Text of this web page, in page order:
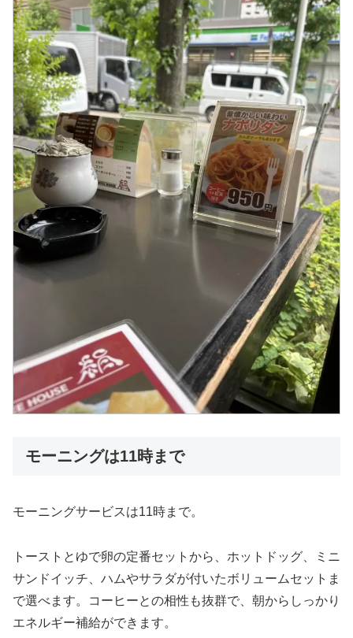
モーニングは11時まで
モーニングサービスは11時まで。
トーストとゆで卵の定番セットから、ホットドッグ、ミニ
サンドイッチ、ハムやサラダが付いたボリュームセットま
で選べます。コーヒーとの相性も抜群で、朝からしっかり
エネルギー補給ができます。